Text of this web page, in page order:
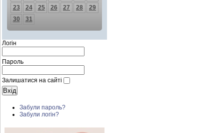
23
24 25 26 27 28
29
30
31
Логін
Пароль
Залишатися на сайті
Забули пароль?
Забули логін?